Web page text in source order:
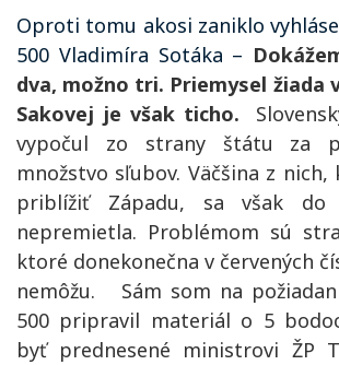
Oproti tomu akosi zaniklo
500 Vladimíra Sotáka –
dva, možno tri. Priemysel žiada
Sakovej je však ticho.
vypočul zo strany štátu za
množstvo sľubov. Väčšina z
priblížiť Západu, sa však do
nepremietla. Problémom sú
ktoré donekonečna v červených
nemôžu.
Sám som na
500 pripravil materiál o 5
byť prednesené ministrovi ŽP